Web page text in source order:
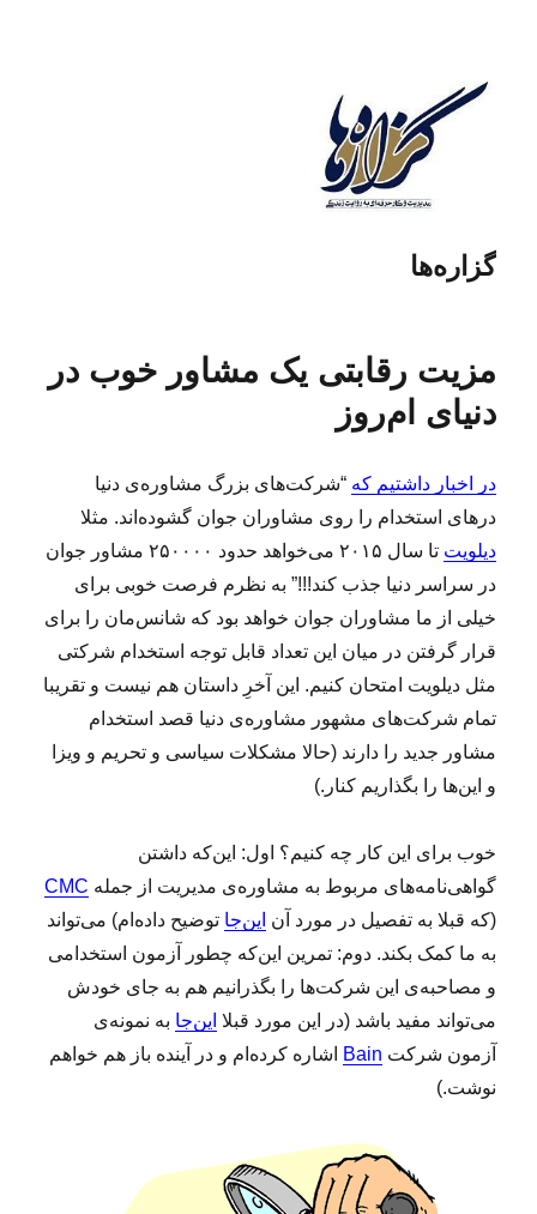
گزاره‌ها
مزیت‌ رقابتی یک مشاور خوب در
دنیای ام‌روز
در اخبار داشتیم که “شرکت‌های بزرگ مشاوره‌ی دنیا
درهای استخدام را روی مشاوران جوان گشوده‌اند. مثلا
دیلویت
تا سال ۲۰۱۵ می‌خواهد حدود ۲۵۰۰۰۰ مشاور جوان
در سراسر دنیا جذب کند!!!” به نظرم فرصت خوبی برای
خیلی از ما مشاوران جوان خواهد بود که شانس‌مان را برای
قرار گرفتن در میان این تعداد قابل توجه استخدام شرکتی
مثل دیلویت امتحان کنیم. این آخرِ داستان هم نیست و تقریبا
تمام شرکت‌های مشهور مشاوره‌ی دنیا قصد استخدام
مشاور جدید را دارند (حالا مشکلات سیاسی و تحریم و ویزا
و این‌ها را بگذاریم کنار.)
خوب برای این کار چه کنیم؟ اول: این‌که داشتن
گواهی‌نامه‌های مربوط به مشاوره‌ی مدیریت از جمله CMC
(که قبلا به تفصیل در مورد آن این‌جا توضیح داده‌ام) می‌تواند
به ما کمک بکند. دوم: تمرین این‌که چطور آزمون استخدامی
و مصاحبه‌ی این شرکت‌ها را بگذرانیم هم به جای خودش
می‌‌تواند مفید باشد (در این مورد قبلا این‌جا به نمونه‌ی
آزمون شرکت Bain
اشاره کرده‌ام و در آینده باز هم خواهم
نوشت.)